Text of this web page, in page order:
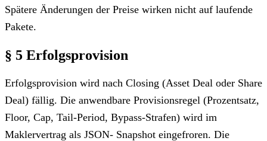
Spätere Änderungen der Preise wirken nicht auf laufende
Pakete.
§ 5 Erfolgsprovision
Erfolgsprovision wird nach Closing (Asset Deal oder Share
Deal) fällig. Die anwendbare Provisionsregel (Prozentsatz,
Floor, Cap, Tail-Period, Bypass-Strafen) wird im
Maklervertrag als JSON- Snapshot eingefroren. Die